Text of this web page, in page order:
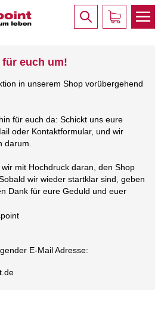
euch um!
in unserem Shop vorübergehend
für euch da: Schickt uns eure
oder Kontaktformular, und wir
darum.
mit Hochdruck daran, den Shop
wir wieder startklar sind, geben
Dank für eure Geduld und euer
E-Mail Adresse: